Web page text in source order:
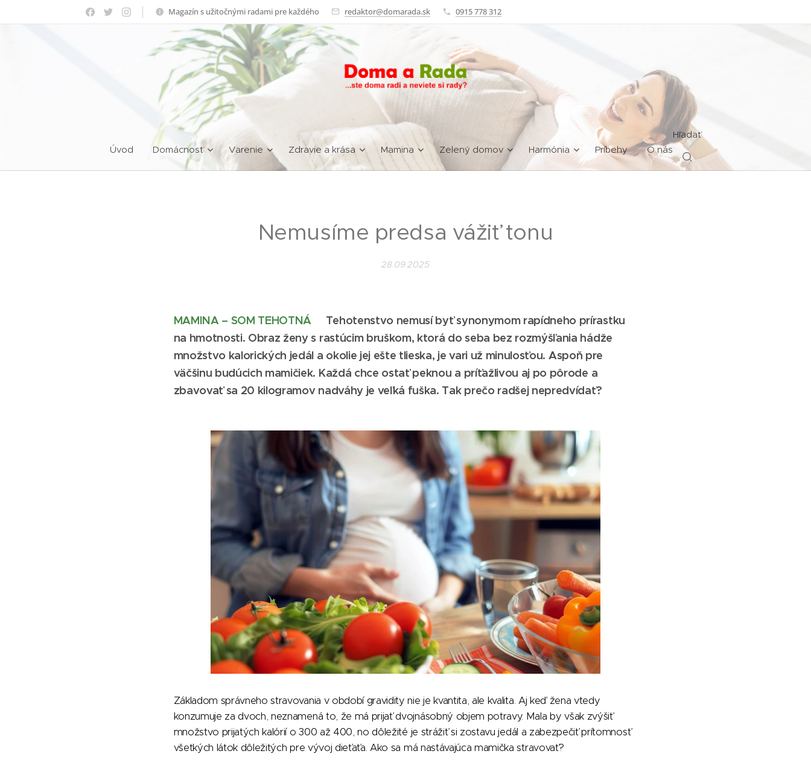
Magazín s užitočnými radami pre každého redaktor@domarada.sk 0915 778 312
Úvod Domácnosť Varenie Zdravie a krása Mamina Zelený domov Harmónia Príbehy O nás
Hľadať
Nemusíme predsa vážiť tonu
28.09.2025
MAMINA – SOM TEHOTNÁ
Tehotenstvo nemusí byť synonymom rapídneho prírastku
na hmotnosti. Obraz ženy s rastúcim bruškom, ktorá do seba bez rozmýšľania hádže
množstvo kalorických jedál a okolie jej ešte tlieska, je vari už minulosťou. Aspoň pre
väčšinu budúcich mamičiek. Každá chce ostať peknou a príťažlivou aj po pôrode a
zbavovať sa 20 kilogramov nadváhy je veľká fuška. Tak prečo radšej nepredvídať?
Základom správneho stravovania v období gravidity nie je kvantita, ale kvalita. Aj keď žena vtedy
konzumuje za dvoch, neznamená to, že má prijať dvojnásobný objem potravy. Mala by však zvýšiť
množstvo prijatých kalórií o 300 až 400, no dôležité je strážiť si zostavu jedál a zabezpečiť prítomnosť
všetkých látok dôležitých pre vývoj dieťaťa. Ako sa má nastávajúca mamička stravovať?